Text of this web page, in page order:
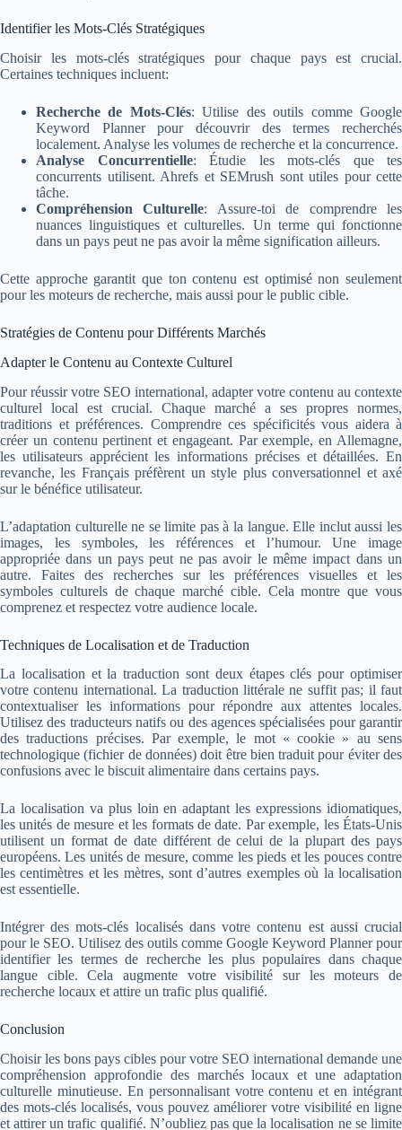
Identifier les Mots-Clés Stratégiques
Choisir les mots-clés stratégiques pour chaque pays est crucial.
Certaines techniques incluent:
Recherche de Mots-Clés: Utilise des outils comme Google
Keyword Planner pour découvrir des termes recherchés
localement. Analyse les volumes de recherche et la concurrence.
Analyse Concurrentielle: Étudie les mots-clés que tes
concurrents utilisent. Ahrefs et SEMrush sont utiles pour cette
tâche.
Compréhension Culturelle: Assure-toi de comprendre les
nuances linguistiques et culturelles. Un terme qui fonctionne
dans un pays peut ne pas avoir la même signification ailleurs.
Cette approche garantit que ton contenu est optimisé non seulement
pour les moteurs de recherche, mais aussi pour le public cible.
Stratégies de Contenu pour Différents Marchés
Adapter le Contenu au Contexte Culturel
Pour réussir votre SEO international, adapter votre contenu au contexte
culturel local est crucial. Chaque marché a ses propres normes,
traditions et préférences. Comprendre ces spécificités vous aidera à
créer un contenu pertinent et engageant. Par exemple, en Allemagne,
les utilisateurs apprécient les informations précises et détaillées. En
revanche, les Français préfèrent un style plus conversationnel et axé
sur le bénéfice utilisateur.
L’adaptation culturelle ne se limite pas à la langue. Elle inclut aussi les
images, les symboles, les références et l’humour. Une image
appropriée dans un pays peut ne pas avoir le même impact dans un
autre. Faites des recherches sur les préférences visuelles et les
symboles culturels de chaque marché cible. Cela montre que vous
comprenez et respectez votre audience locale.
Techniques de Localisation et de Traduction
La localisation et la traduction sont deux étapes clés pour optimiser
votre contenu international. La traduction littérale ne suffit pas; il faut
contextualiser les informations pour répondre aux attentes locales.
Utilisez des traducteurs natifs ou des agences spécialisées pour garantir
des traductions précises. Par exemple, le mot « cookie » au sens
technologique (fichier de données) doit être bien traduit pour éviter des
confusions avec le biscuit alimentaire dans certains pays.
La localisation va plus loin en adaptant les expressions idiomatiques,
les unités de mesure et les formats de date. Par exemple, les États-Unis
utilisent un format de date différent de celui de la plupart des pays
européens. Les unités de mesure, comme les pieds et les pouces contre
les centimètres et les mètres, sont d’autres exemples où la localisation
est essentielle.
Intégrer des mots-clés localisés dans votre contenu est aussi crucial
pour le SEO. Utilisez des outils comme Google Keyword Planner pour
identifier les termes de recherche les plus populaires dans chaque
langue cible. Cela augmente votre visibilité sur les moteurs de
recherche locaux et attire un trafic plus qualifié.
Conclusion
Choisir les bons pays cibles pour votre SEO international demande une
compréhension approfondie des marchés locaux et une adaptation
culturelle minutieuse. En personnalisant votre contenu et en intégrant
des mots-clés localisés, vous pouvez améliorer votre visibilité en ligne
et attirer un trafic qualifié. N’oubliez pas que la localisation ne se limite